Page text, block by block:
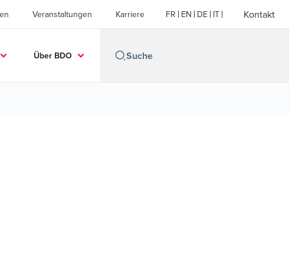
Veranstaltungen Karriere FR EN DE IT Kontakt
Über BDO